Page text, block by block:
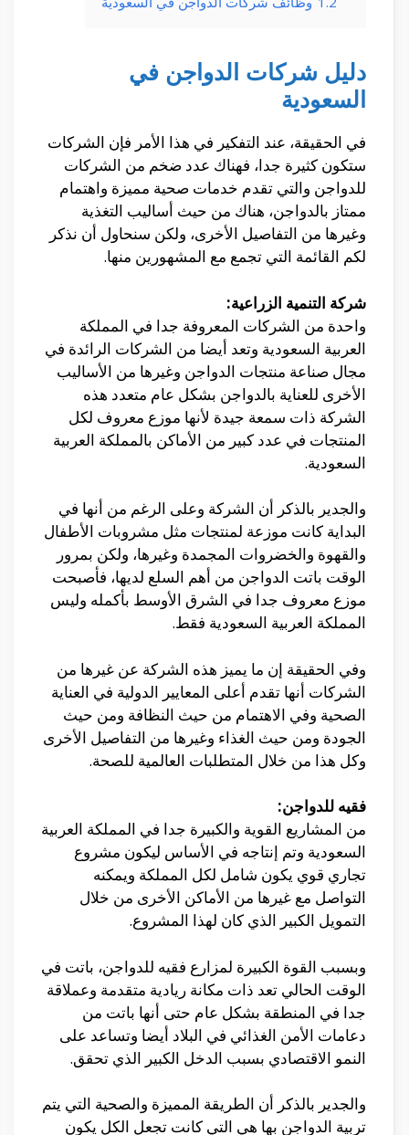
دليل شركات الدواجن في
السعودية
في الحقيقة، عند التفكير في هذا الأمر فإن الشركات
ستكون كثيرة جدا، فهناك عدد ضخم من الشركات
للدواجن والتي تقدم خدمات صحية مميزة واهتمام
ممتاز بالدواجن، هناك من حيث أساليب التغذية
وغيرها من التفاصيل الأخرى، ولكن سنحاول أن نذكر
لكم القائمة التي تجمع مع المشهورين منها.
شركة التنمية الزراعية:
واحدة من الشركات المعروفة جدا في المملكة
العربية السعودية وتعد أيضا من الشركات الرائدة في
مجال صناعة منتجات الدواجن وغيرها من الأساليب
الأخرى للعناية بالدواجن بشكل عام متعدد هذه
الشركة ذات سمعة جيدة لأنها موزع معروف لكل
المنتجات في عدد كبير من الأماكن بالمملكة العربية
السعودية.
والجدير بالذكر أن الشركة وعلى الرغم من أنها في
البداية كانت موزعة لمنتجات مثل مشروبات الأطفال
والقهوة والخضروات المجمدة وغيرها، ولكن بمرور
الوقت باتت الدواجن من أهم السلع لديها، فأصبحت
موزع معروف جدا في الشرق الأوسط بأكمله وليس
المملكة العربية السعودية فقط.
وفي الحقيقة إن ما يميز هذه الشركة عن غيرها من
الشركات أنها تقدم أعلى المعايير الدولية في العناية
الصحية وفي الاهتمام من حيث النظافة ومن حيث
الجودة ومن حيث الغذاء وغيرها من التفاصيل الأخرى
وكل هذا من خلال المتطلبات العالمية للصحة.
فقيه للدواجن:
من المشاريع القوية والكبيرة جدا في المملكة العربية
السعودية وتم إنتاجه في الأساس ليكون مشروع
تجاري قوي يكون شامل لكل المملكة ويمكنه
التواصل مع غيرها من الأماكن الأخرى من خلال
التمويل الكبير الذي كان لهذا المشروع.
وبسبب القوة الكبيرة لمزارع فقيه للدواجن، باتت في
الوقت الحالي تعد ذات مكانة ريادية متقدمة وعملاقة
جدا في المنطقة بشكل عام حتى أنها باتت من
دعامات الأمن الغذائي في البلاد أيضا وتساعد على
النمو الاقتصادي بسبب الدخل الكبير الذي تحقق.
والجدير بالذكر أن الطريقة المميزة والصحية التي يتم
تربية الدواجن بها هي التي كانت تجعل الكل يكون